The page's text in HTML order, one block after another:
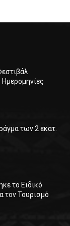
των 2 εκατ.
το Ειδικό
τον Τουρισμό